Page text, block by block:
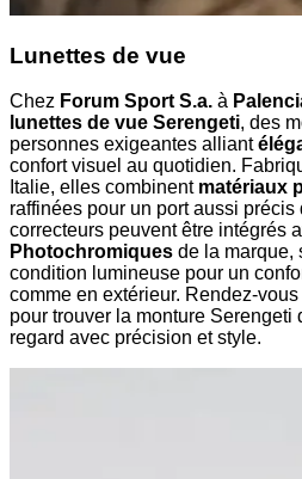
Lunettes de vue
Chez Forum Sport S.a. à
lunettes de vue Serengeti, des
personnes exigeantes alliant
confort visuel au quotidien.
Italie, elles combinent matériaux
raffinées pour un port aussi
correcteurs peuvent être intégrés
Photochromiques de la marque,
condition lumineuse pour un
comme en extérieur. Rendez-vous
pour trouver la monture
regard avec précision et style.